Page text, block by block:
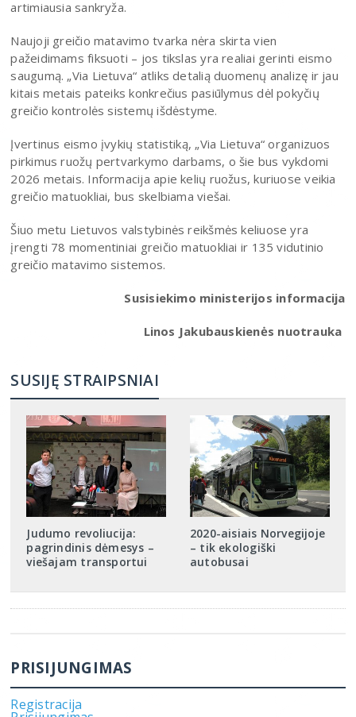
artimiausia sankryža.
Naujoji greičio matavimo tvarka nėra skirta vien
pažeidimams fiksuoti – jos tikslas yra realiai gerinti eismo
saugumą. „Via Lietuva“ atliks detalią duomenų analizę ir jau
kitais metais pateiks konkrečius pasiūlymus dėl pokyčių
greičio kontrolės sistemų išdėstyme.
Įvertinus eismo įvykių statistiką, „Via Lietuva“ organizuos
pirkimus ruožų pertvarkymo darbams, o šie bus vykdomi
2026 metais. Informacija apie kelių ruožus, kuriuose veikia
greičio matuokliai, bus skelbiama viešai.
Šiuo metu Lietuvos valstybinės reikšmės keliuose yra
įrengti 78 momentiniai greičio matuokliai ir 135 vidutinio
greičio matavimo sistemos.
Susisiekimo ministerijos informacija
Linos Jakubauskienės nuotrauka
SUSIJĘ STRAIPSNIAI
Judumo revoliucija:
pagrindinis dėmesys –
viešajam transportui
2020-aisiais Norvegijoje
– tik ekologiški
autobusai
PRISIJUNGIMAS
Registracija